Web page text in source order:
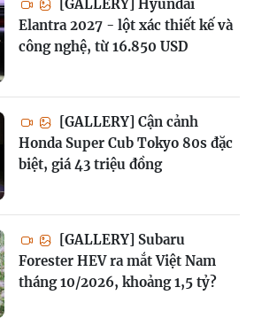
[GALLERY] Hyundai
Elantra 2027 - lột xác thiết kế và
công nghệ, từ 16.850 USD
[GALLERY] Cận cảnh
Honda Super Cub Tokyo 80s đặc
biệt, giá 43 triệu đồng
[GALLERY] Subaru
Forester HEV ra mắt Việt Nam
tháng 10/2026, khoảng 1,5 tỷ?